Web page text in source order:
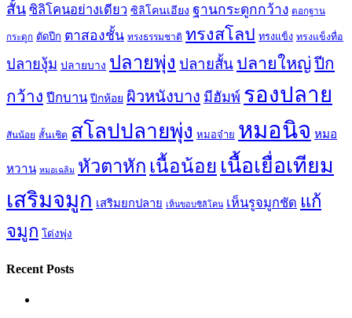
สั้น ซิลิโคนอย่างเดียว ซิลิโคนเอียง ฐานกระดูกกว้าง ตอกฐาน
กระดูก ตัดปีก ตาสองชั้น ทรงธรรมชาติ ทรงสโลป ทรงแข็ง ทรงแข็งทื่อ
ปลายงุ้ม ปลายบาง ปลายพุ่ง ปลายสั้น ปลายใหญ่ปีก
กว้าง ปีกบาน ปีกห้อย ผิวหนังบาง มีฮัมพ์ รองปลาย
สันน้อย สั้นเชิด สโลปปลายพุ่ง หมอจ๋าย หมอนิจ หมอ
หวาน หมอเฉลิม หัวตาหัก เนื้อน้อย เนื้อเยื่อเทียม
เสริมจมูก เสริมยกปลาย เห็นขอบซิลิโคน เห็นรูจมูกชัด แก้
จมูก โด่งพุ่ง
Recent Posts